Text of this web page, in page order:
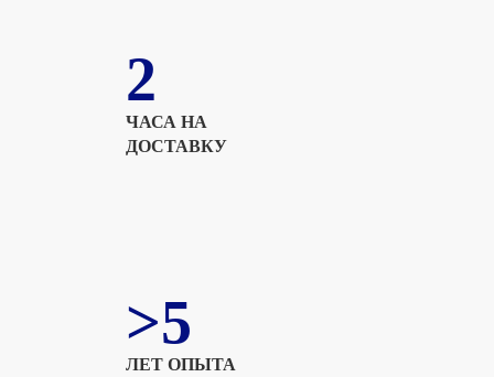
2
ЧАСА НА
ДОСТАВКУ
>5
ЛЕТ ОПЫТА